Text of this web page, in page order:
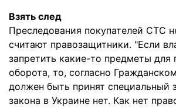
Взять след
Преследования покупателей СТС
считают правозащитники. "Если
запретить какие-то предметы для
оборота, то, согласно
должен быть принят специальный
закона в Украине нет. Как нет